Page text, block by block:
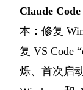
Claude Code
本：修复
复 VS Code
烁、首次启